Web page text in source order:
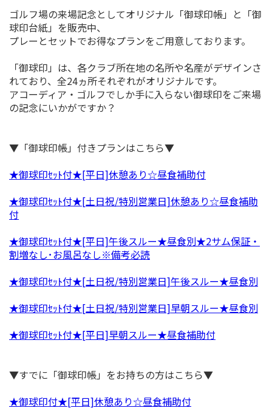
ゴルフ場の来場記念としてオリジナル「御球印帳」と「御
球印台紙」を販売中、
プレーとセットでお得なプランをご用意しております。
「御球印」は、各クラブ所在地の名所や名産がデザインさ
れており、全24ヵ所それぞれがオリジナルです。
アコーディア・ゴルフでしか手に入らない御球印をご来場
の記念にいかがですか？
▼「御球印帳」付きプランはこちら▼
★御球印ｾｯﾄ付★[平日]休憩あり☆昼食補助付
★御球印ｾｯﾄ付★[土日祝/特別営業日]休憩あり☆昼食補助
付
★御球印ｾｯﾄ付★[平日]午後スルー★昼食別★2サム保証・
割増なし･お風呂なし※備考必読
★御球印ｾｯﾄ付★[土日祝/特別営業日]午後スルー★昼食別
★御球印ｾｯﾄ付★[土日祝/特別営業日]早朝スルー★昼食別
★御球印ｾｯﾄ付★[平日]早朝スルー★昼食補助付
▼すでに「御球印帳」をお持ちの方はこちら▼
★御球印付★[平日]休憩あり☆昼食補助付